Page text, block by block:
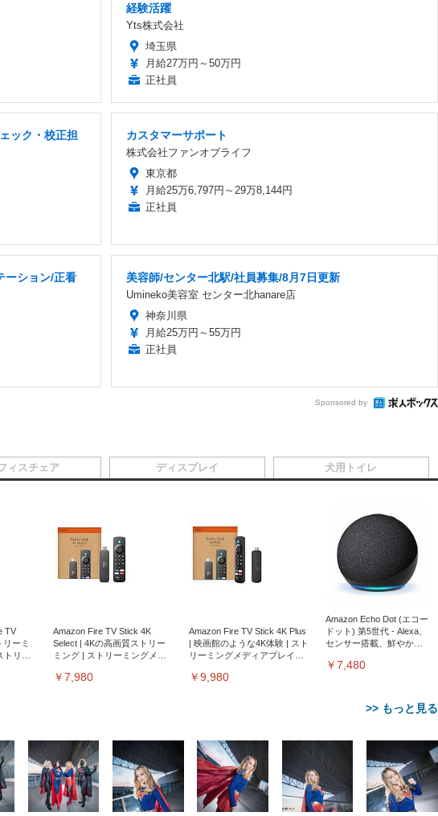
経験活躍
Yts株式会社
埼玉県
月給27万円～50万円
正社員
ック・校正担
カスタマーサポート
株式会社ファンオブライフ
東京都
月給25万6,797円～29万8,144円
正社員
ーション/正看
美容師/センター北駅/社員募集/8月7日更新
Umineko美容室 センター北hanare店
神奈川県
月給25万円～55万円
正社員
Sponsored by
TV
ーミ
リー
Amazon Fire TV Stick 4K
Select | 4Kの高画質ストリー
ミング | ストリーミングメデ
￥7,980
Amazon Fire TV Stick 4K Plus
| 映画館のような4K体験 | スト
リーミングメディアプレイヤ
￥9,980
Amazon Echo Dot (エコー
ドット) 第5世代 - Alexa、
センサー搭載、鮮やかな
￥7,480
>> もっと見る
ィスチェア ディスプレイ 犬用トイレ